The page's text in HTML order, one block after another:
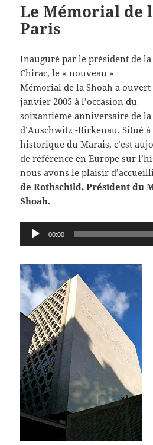
Le Mémorial de
Paris
Inauguré par le président de la
Chirac, le « nouveau »
Mémorial de la Shoah a
janvier 2005 à l’occasion du
soixantième anniversaire de
d’Auschwitz -Birkenau. Situé
historique du Marais, c’est
de référence en Europe sur
nous avons le plaisir
de Rothschild, Président du
Shoah.
Lecteur
audio
00:00